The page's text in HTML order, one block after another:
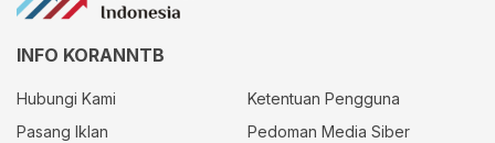
INFO KORANNTB
Hubungi Kami
Ketentuan Pengguna
Pasang Iklan
Pedoman Media Siber